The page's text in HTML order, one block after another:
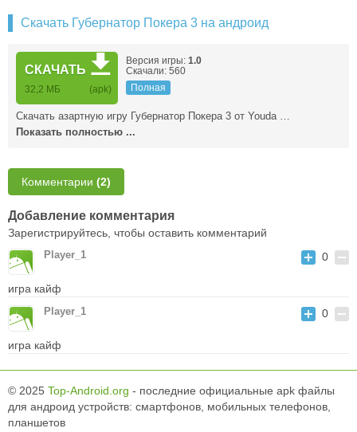
Скачать Губернатор Покера 3 на андроид
СКАЧАТЬ
32,2 МБ (apk)
Версия игры: 1.0
Скачали: 560
Полная
Скачать азартную игру Губернатор Покера 3 от Youda …
Показать полностью ...
Комментарии (2)
Добавление комментария
Зарегистрируйтесь, чтобы оставить комментарий
Player_1 0
игра кайф
Player_1 0
игра кайф
© 2025 Top-Android.org - последние официальные apk файлы
для андроид устройств: смартфонов, мобильных телефонов,
планшетов